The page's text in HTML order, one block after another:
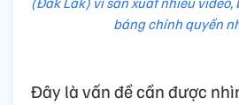
báng chính quyền
Đây là vấn đề cần được